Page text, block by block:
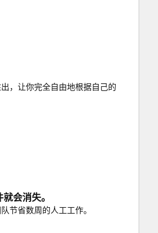
，让你完全自由地根据自己的
会消失。
节省数周的人工工作。